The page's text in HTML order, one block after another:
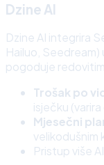
Dzine AI
Dzine AI integrira
Hailuo,
pogoduje
Trošak po
isječku
Mjesečni
velikodušnim
Pristup više